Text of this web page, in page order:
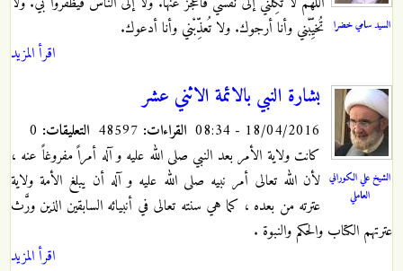
السيد سامي خضرا تُخيِّبْني وأنا أرجوك. ولا تُعذِّبْني وأنا أدعوك.
اقرأ المزيد
الشيخ علي الكوراني
العاملي
بشارة النبي بالائمة الاثني عشر
18/04/2016 - 08:34 القراءات: التعليقات:
كانت ولاية الأمر بعد النبي صلى الله عليه و آله أمراً مفروغاً عنه ،
لأن الله تعالى أمر نبيه صلى الله عليه و آله أن يبلغ الأمة ولاية
عترته من بعده ، كما هي سنته تعالى في أنبيائه السابقين الذين ورَّث
عترتهم الكتاب والحكم والنبوة .
اقرأ المزيد